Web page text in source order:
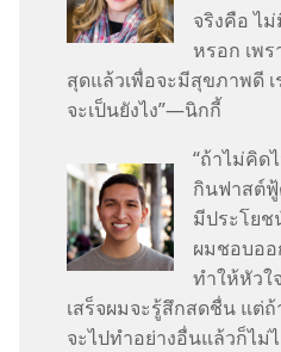
จริง​คือ ไ
หรอก เพ
สุด​แล้ว​เพื่อ​จะ​มี​สุขภาพ​ดี
จะ​เป็น​ยัง​ไง”—นิกกี้
“ถ้า​ไม่​คิด​
กิน​ฟาสต์
มี​ประโยช
ผม​ชอบ​ออ
ทำ​ให้​หัวใ
เสร็จ​ผม​จะ​รู้สึก​สดชื่น แต่​
จะ​ไป​ทำ​อย่าง​อื่น​แล้ว​ก็​ไม่​